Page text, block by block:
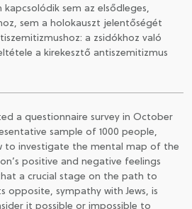
sem az elsődleges,
sem a holokauszt jelentőségét
a zsidókhoz való
a kirekesztő antiszemitizmus
a questionnaire survey in October
sample of 1000 people,
to investigate the mental map of the
positive and negative feelings
a crucial stage on the path to
opposite, sympathy with Jews, is
it possible or impossible to